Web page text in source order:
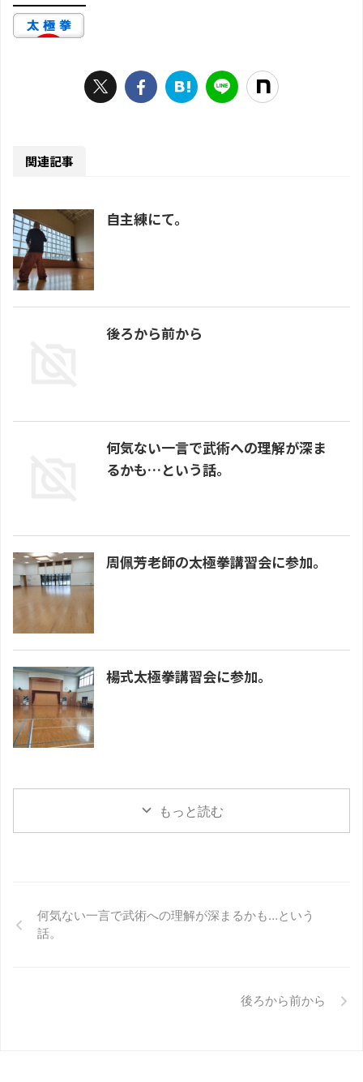
関連記事
自主練にて。
後ろから前から
何気ない一言で武術への理解が深ま
るかも…という話。
周佩芳老師の太極拳講習会に参加。
楊式太極拳講習会に参加。
もっと読む
何気ない一言で武術への理解が深まるかも…という
話。
後ろから前から